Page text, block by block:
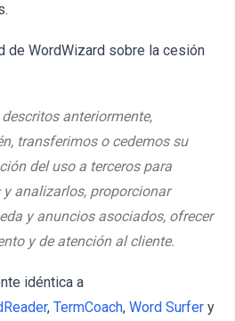
de WordWizard sobre la cesión
anteriormente,
transferimos o cedemos su
del uso a terceros para
analizarlos, proporcionar
y anuncios asociados, ofrecer
y de atención al cliente.
idéntica a
, TermCoach, Word Surfer y